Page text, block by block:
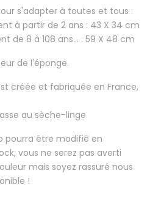
s'adapter à toutes et tous :
à partir de 2 ans : 43 X 34 cm
de 8 à 108 ans... : 59 X 48 cm
de l'éponge.
créée et fabriquée en France,
au sèche-linge
pourra être modifié en
vous ne serez pas averti
mais soyez rassuré nous
!